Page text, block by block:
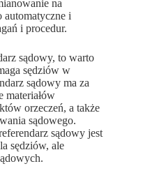
na
automatyczne i
i procedur.
sądowy, to warto
sędziów w
sądowy ma za
materiałów
orzeczeń, a także
sądowego.
sądowy jest
sędziów, ale